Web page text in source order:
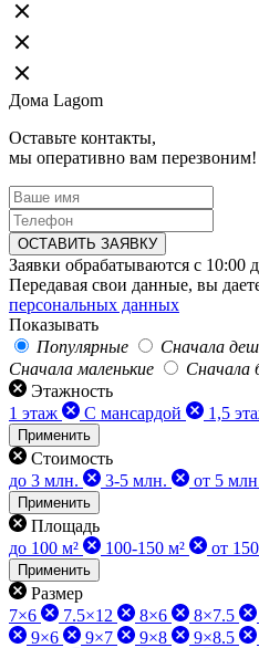
Дома Lagom
Оставьте контакты,
мы оперативно вам перезвоним!
ОСТАВИТЬ ЗАЯВКУ
Заявки обрабатываются с 10:00
Передавая свои данные, вы
персональных данных
Показывать
Популярные
Сначала
Сначала маленькие
Сначала
Этажность
1 этаж
С мансардой 1,5
Применить
Стоимость
до 3 млн.
3-5 млн. от 5
Применить
Площадь
до 100 м²
100-150 м² от
Применить
Размер
7×6
7.5×12 8×6 8×7.5
9×6
9×7 9×8 9×8.5